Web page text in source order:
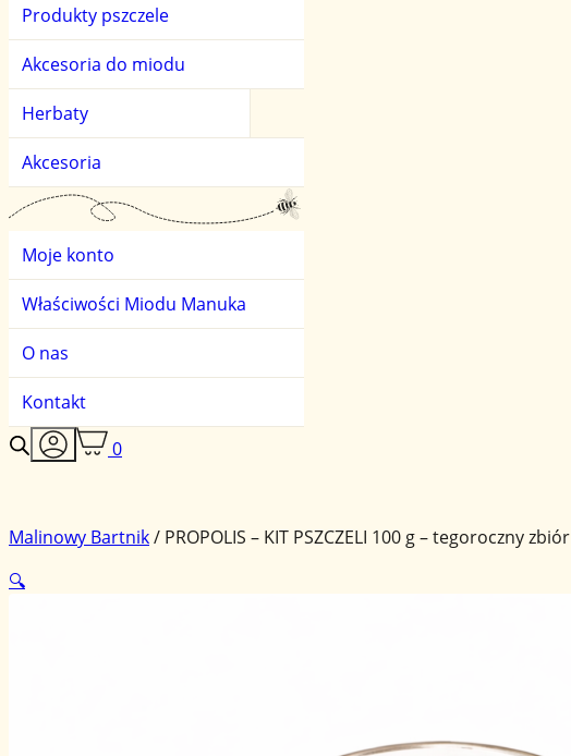
Produkty pszczele
Akcesoria do miodu
Herbaty
Akcesoria
Moje konto
Właściwości Miodu Manuka
O nas
Kontakt
0
Malinowy Bartnik/ PROPOLIS – KIT PSZCZELI 100 g – tegoroczny zbiór
🔍